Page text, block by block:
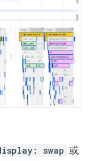
swap 或